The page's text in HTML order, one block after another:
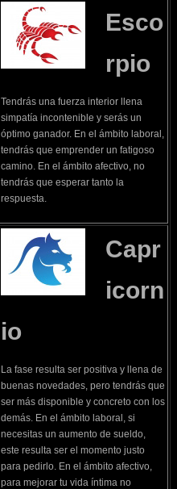
Esco
rpio
Tendrás una fuerza interior llena
simpatía incontenible y serás un
óptimo ganador. En el ámbito laboral,
tendrás que emprender un fatigoso
camino. En el ámbito afectivo, no
tendrás que esperar tanto la
respuesta.
Capr
icorn
io
La fase resulta ser positiva y llena de
buenas novedades, pero tendrás que
ser más disponible y concreto con los
demás. En el ámbito laboral, si
necesitas un aumento de sueldo,
este resulta ser el momento justo
para pedirlo. En el ámbito afectivo,
para mejorar tu vida íntima no